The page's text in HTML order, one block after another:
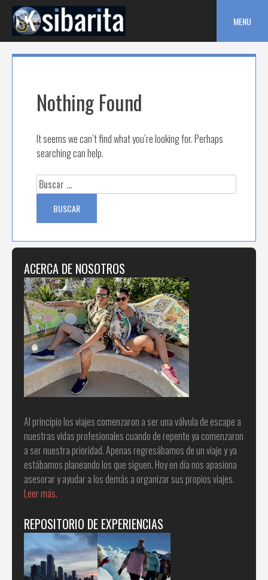
Skip
content
MENU
Nothing Found
It seems we can’t find what you’re looking for. Perhaps
searching can help.
Buscar:
ACERCA DE NOSOTROS
Al principio los viajes comenzaron a ser una válvula de escape a
nuestras vidas profesionales cuando de repente ya comenzaron
a ser nuestra prioridad. Apenas regresábamos de un viaje y ya
estábamos planeando los que siguen. Hoy en día nos apasiona
asesorar y ayudar a los demás a organizar sus propios viajes.
Leer más.
REPOSITORIO DE EXPERIENCIAS